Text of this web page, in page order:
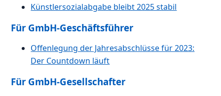
Künstlersozialabgabe bleibt 2025 stabil
Für GmbH-Geschäftsführer
Offenlegung der Jahresabschlüsse für 2023:
Der Countdown läuft
Für GmbH-Gesellschafter